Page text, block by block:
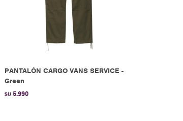
PANTALÓN CARGO VANS SERVICE -
Green
$U 5.990